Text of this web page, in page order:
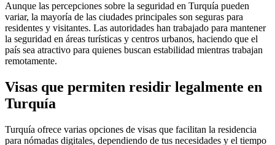
Aunque las percepciones sobre la seguridad en Turquía pueden
variar, la mayoría de las ciudades principales son seguras para
residentes y visitantes. Las autoridades han trabajado para mantener
la seguridad en áreas turísticas y centros urbanos, haciendo que el
país sea atractivo para quienes buscan estabilidad mientras trabajan
remotamente.
Visas que permiten residir legalmente en
Turquía
Turquía ofrece varias opciones de visas que facilitan la residencia
para nómadas digitales, dependiendo de tus necesidades y el tiempo